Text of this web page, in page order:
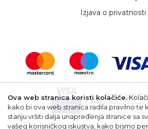
Izjava o privatnosti
Ova web stranica koristi kolačiće.
kako bi ova web stranica radila pravilno te
stanju vršiti dalja unapređenja stranice sa
vašeg korisničkog iskustva, kako bismo